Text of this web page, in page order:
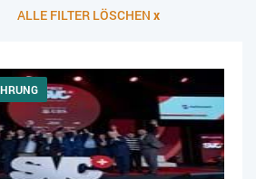
FERTIGUNG FINANZSOFTWARE
4.0
IT-INFRASTRUKTUR
ALLE FILTER LÖSCHEN x